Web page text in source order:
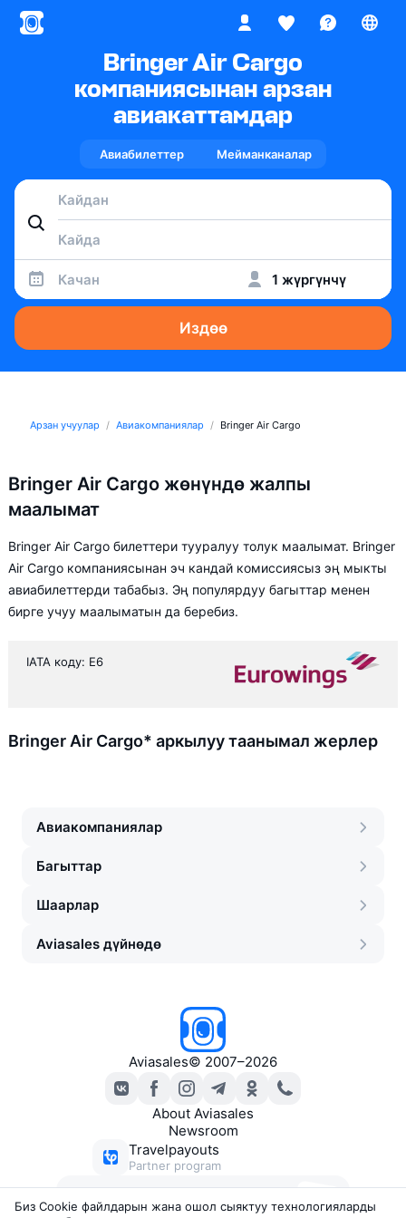
Bringer Air Cargo
компаниясынан арзан
авиакаттамдар
Авиабилеттер Мейманканалар
Качан 1 жүргүнчү
Издөө
Арзан учуулар Авиакомпаниялар Bringer Air Cargo
Bringer Air Cargo жөнүндө жалпы
маалымат
Bringer Air Cargo билеттери тууралуу толук маалымат. Bringer
Air Cargo компаниясынан эч кандай комиссиясыз эң мыкты
авиабилеттерди табабыз. Эң популярдуу багыттар менен
бирге учуу маалыматын да беребиз.
IATA коду: E6
Bringer Air Cargo* аркылуу таанымал жерлер
Авиакомпаниялар
Багыттар
Шаарлар
Aviasales дүйнөдө
Aviasales© 2007–2026
About Aviasales
Newsroom
Travelpayouts
Partner program
боюнча каттар
Биз Сookie файлдарын жана ошол сыяктуу технологияларды